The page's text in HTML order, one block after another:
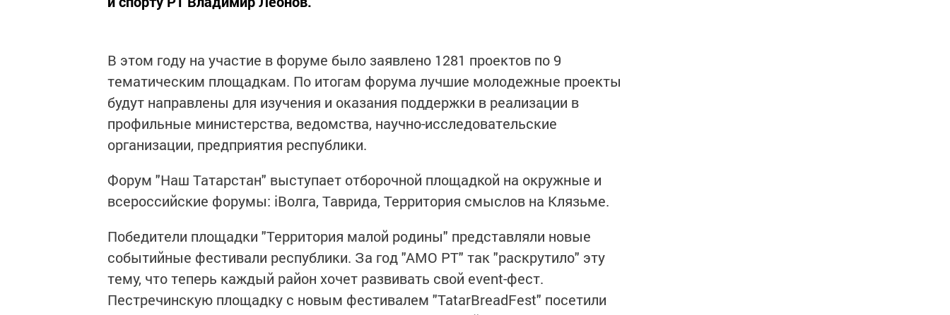
В этом году на участие в форуме было заявлено 1281 проектов по 9
тематическим площадкам. По итогам форума лучшие молодежные проекты
будут направлены для изучения и оказания поддержки в реализации в
профильные министерства, ведомства, научно-исследовательские
организации, предприятия республики.
Форум "Наш Татарстан" выступает отборочной площадкой на окружные и
всероссийские форумы: iВолга, Таврида, Территория смыслов на Клязьме.
Победители площадки "Территория малой родины" представляли новые
событийные фестивали республики. За год "АМО РТ" так "раскрутило" эту
тему, что теперь каждый район хочет развивать свой event-фест.
Пестречинскую площадку с новым фестивалем "TatarBreadFest" посетили